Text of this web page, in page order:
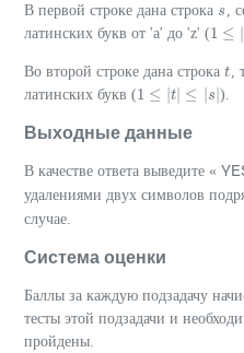
В первой строке дана строка s
s
,
латинских букв от 'a' до 'z' (1 ≤
1 ≤|s
Во второй строке дана строка t
t
латинских букв (1 ≤ |t ≤ s
1 ≤|t ≤| ).
Выходные данные
В качестве ответа выведите «
удалениями двух символов
случае.
Система оценки
Баллы за каждую подзадачу
тесты этой подзадачи и
пройдены.